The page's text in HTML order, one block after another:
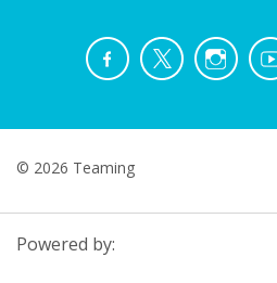
© 2026 Teaming
Powered by: